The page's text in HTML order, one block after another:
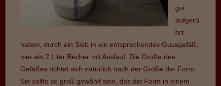
gut
aufgerü
hrt
haben, durch ein Sieb in ein entsprechendes Gussgefäß,
hier ein 2 Liter Becher mit Auslauf. Die Größe des
Gefäßes richtet sich natürlich nach der Größe der Form.
Sie sollte so groß gewählt sein, das die Form in einem